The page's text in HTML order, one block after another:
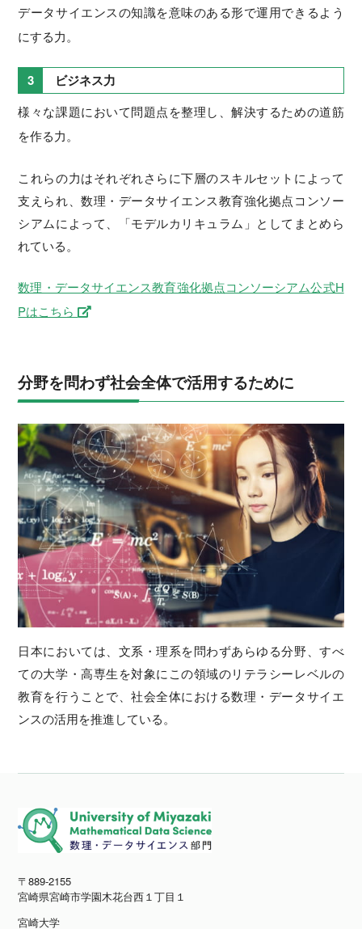
データサイエンスの知識を意味のある形で運用できるよう
にする力。
3 ビジネス力
様々な課題において問題点を整理し、解決するための道筋
を作る力。
これらの力はそれぞれさらに下層のスキルセットによって
支えられ、数理・データサイエンス教育強化拠点コンソー
シアムによって、「モデルカリキュラム」としてまとめら
れている。
数理・データサイエンス教育強化拠点コンソーシアム公式H
Pはこちら
日本においては、文系・理系を問わずあらゆる分野、すべ
ての大学・高専生を対象にこの領域のリテラシーレベルの
教育を行うことで、社会全体における数理・データサイエ
ンスの活用を推進している。
分野を問わず社会全体で活用するために
〒889-2155
宮崎県宮崎市学園木花台西１丁目１
宮崎大学